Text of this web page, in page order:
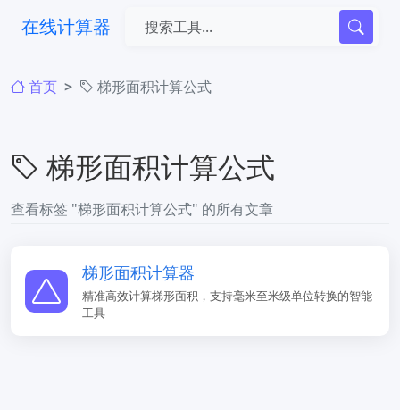
在线计算器
首页 梯形面积计算公式
梯形面积计算公式
查看标签 "梯形面积计算公式" 的所有文章
梯形面积计算器
精准高效计算梯形面积，支持毫米至米级单位转换的智能
工具